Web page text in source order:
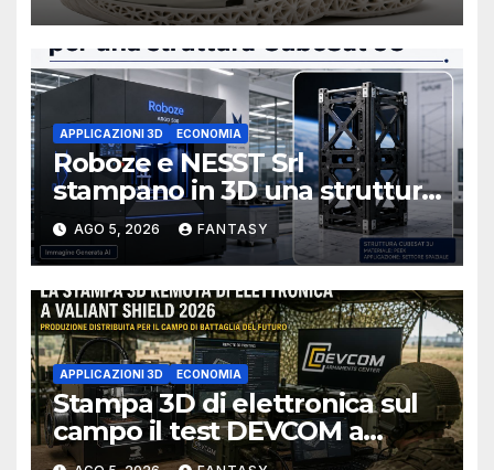
APPLICAZIONI 3D ECONOMIA
Roboze e NESST Srl
stampano in 3D una struttura
CubeSat 3U in Carbon PEEK
AGO 5, 2026 FANTASY
APPLICAZIONI 3D ECONOMIA
Stampa 3D di elettronica sul
campo il test DEVCOM a
Valiant Shield 2026